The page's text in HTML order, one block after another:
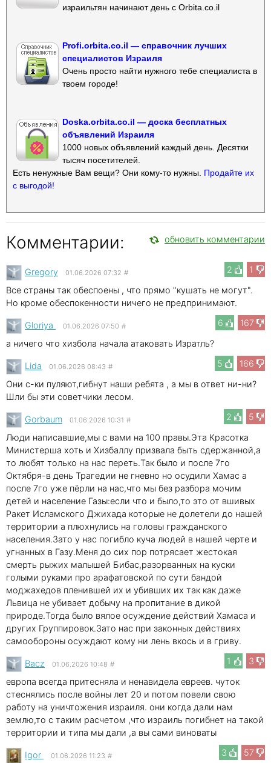
израильтян начинают день с Orbita.co.il
Profi.orbita.co.il — справочник лучших
специалистов Израиля
Очень просто найти нужного тебе специалиста в
твоем городе!
Doska.orbita.co.il — доска бесплатных
объявлений Израиля
1000 новых объявлений каждый день. Десятки
тысяч посетителей.
Есть ненужные Вам вещи? Они кому-то нужны. Продайте их
с выгодой!
Комментарии: обновить комментарии
2 1
Gregory 01.06.2026 07:32 #
Все страны так обеспоены , что прямо "кушать не могут".
Но кроме обеспокенности ничего не предпринимают.
6
167
Gloriya 01.06.2026 07:50 #
а ничего что хизбола начала атаковать Изратль?
5
166
Lida 01.06.2026 08:43 #
Они с-ки пуляют,гибнут наши ребята , а мы в ответ ни-ни?
Шли бы эти советчики лесом.
2
5
Gorbaum 01.06.2026 10:31 #
Люди написавшие,мы с вами на 100 правы.Эта Красотка
Министерша хоть и Хизбаллу призвала быть сдержанной,а
то любят только на нас переть.Так было и после 7го
Октября-в день Трагедии не гневно но осудили Хамас а
после 7го уже пёрли на нас,что мы без разбора мочим
детей и население Газы:если что и было,то это от вшивых
Ракет Исламского Джихада которые не долетели до нашей
территории а плюхнулись на головы гражданского
населения.Зато у нас погибло куча людей в нашей черте и
угнанных в Газу.Меня до сих пор потрясает жестокая
смерть рыжих малышей Бибас,разорванных на куски
голыми руками про арафатовской по сути бандой
моджахедов пленившей их и убивших их так как даже
Львица не убивает добычу на пропитание в дикой
природе.Тогда было вялое осуждение действий Хамаса и
других Группировок.Зато нас при законных действиях
самообороны осуждают кому ни лень вкось и в гриву.
1
3
Bacz 01.06.2026 10:48 #
европа всегда притесняла и ненавидела евреев. чуток
стеснялись после войны лет 20 и потом повели свою
работу на уничтожения израиля. они когда дали нам
землю,то с таким расчетом ,что израиль погибнет на такой
территории и типа мы дали ,а вы сами виноваты
3
57
Igor 01.06.2026 11:23 #